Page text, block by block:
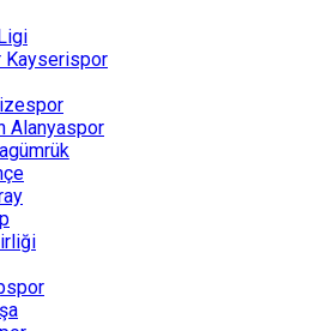
Kayserispor
Alanyaspor